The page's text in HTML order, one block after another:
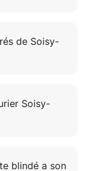
de Soisy-
Soisy-
blindé a son